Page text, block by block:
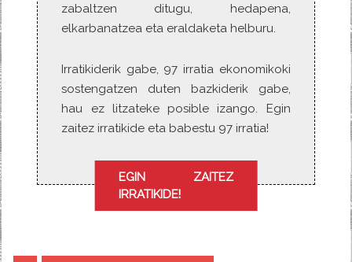
zabaltzen ditugu, hedapena,
elkarbanatzea eta eraldaketa helburu.
Irratikiderik gabe, 97 irratia ekonomikoki
sostengatzen duten bazkiderik gabe,
hau ez litzateke posible izango. Egin
zaitez irratikide eta babestu 97 irratia!
EGIN ZAITEZ
IRRATIKIDE!